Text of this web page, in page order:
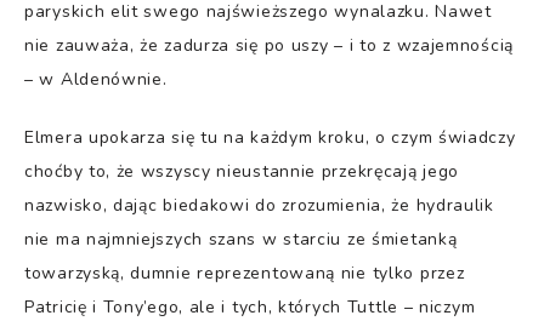
paryskich elit swego najświeższego wynalazku. Nawet
nie zauważa, że zadurza się po uszy – i to z wzajemnością
– w Aldenównie.
Elmera upokarza się tu na każdym kroku, o czym świadczy
choćby to, że wszyscy nieustannie przekręcają jego
nazwisko, dając biedakowi do zrozumienia, że hydraulik
nie ma najmniejszych szans w starciu ze śmietanką
towarzyską, dumnie reprezentowaną nie tylko przez
Patricię i Tony’ego, ale i tych, których Tuttle – niczym